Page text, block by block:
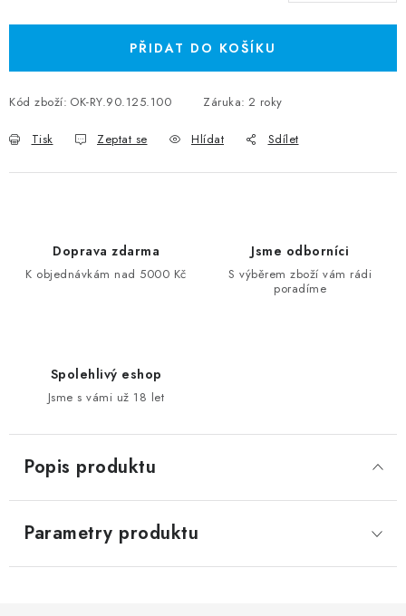
PŘIDAT DO KOŠÍKU
Kód zboží: OK-RY.90.125.100 Záruka: 2 roky
Tisk Zeptat se Hlídat Sdílet
Doprava zdarma
K objednávkám nad 5000 Kč
Jsme odborníci
S výběrem zboží vám rádi
poradíme
Spolehlivý eshop
Jsme s vámi už 18 let
Popis produktu
Parametry produktu